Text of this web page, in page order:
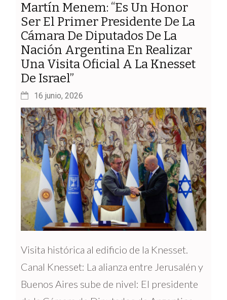
Martín Menem: “Es Un Honor
Ser El Primer Presidente De La
Cámara De Diputados De La
Nación Argentina En Realizar
Una Visita Oficial A La Knesset
De Israel”
16 junio, 2026
Visita histórica al edificio de la Knesset.
Canal Knesset: La alianza entre Jerusalén y
Buenos Aires sube de nivel: El presidente